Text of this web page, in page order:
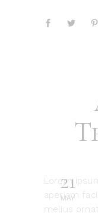
21
MAY
Lorem
aperiam
melius